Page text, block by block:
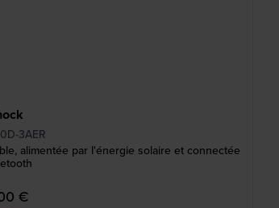
3AER
alimentée par l'énergie solaire et connectée
€